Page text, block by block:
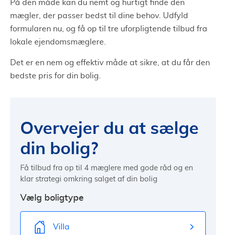
På den måde kan du nemt og hurtigt finde den
mægler, der passer bedst til dine behov. Udfyld
formularen nu, og få op til tre uforpligtende tilbud fra
lokale ejendomsmæglere.
Det er en nem og effektiv måde at sikre, at du får den
bedste pris for din bolig.
Overvejer du at sælge
din bolig?
Få tilbud fra op til 4 mæglere med gode råd og en
klar strategi omkring salget af din bolig
Vælg boligtype
Villa